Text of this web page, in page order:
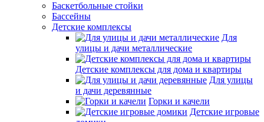
Баскетбольные стойки
Бассейны
Детские комплексы
Для
улицы и дачи металлические
Детские комплексы для дома и квартиры
Для улицы
и дачи деревянные
Горки и качели
Детские игровые